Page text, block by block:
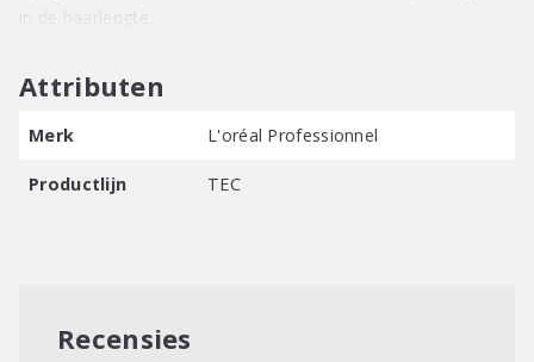
in de haarlengte.
Attributen
Merk L'oréal Professionnel
Productlijn TEC
Recensies